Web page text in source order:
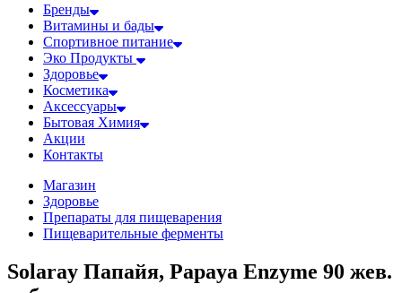
Бренды
Витамины и бады
Спортивное питание
Эко Продукты
Здоровье
Косметика
Аксессуары
Бытовая Химия
Акции
Контакты
Магазин
Здоровье
Препараты для пищеварения
Пищеварительные ферменты
Solaray Папайя, Papaya Enzyme 90 жев.